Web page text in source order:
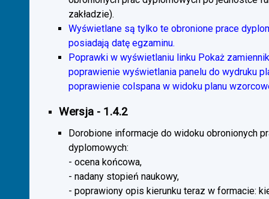
zakładzie).
Wyświetlane są tylko te obronione prace
posiadają datę egzaminu.
Poprawki w wyświetlaniu linku Pokaż
poprawienie wyświetlania panelu do wydruku
poprawienie colspana w widoku planu
Wersja - 1.4.2
Dorobione informacje do widoku obronionych
dyplomowych:
- ocena końcowa,
- nadany stopień naukowy,
- poprawiony opis kierunku teraz w formacie: